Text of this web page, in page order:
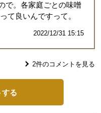
で。各家庭ごとの味噌
て良いんですって。
2022/12/31 15:15
2件のコメントを見る
する